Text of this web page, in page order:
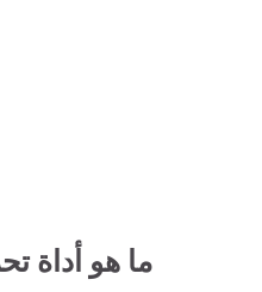
ما هو أداة